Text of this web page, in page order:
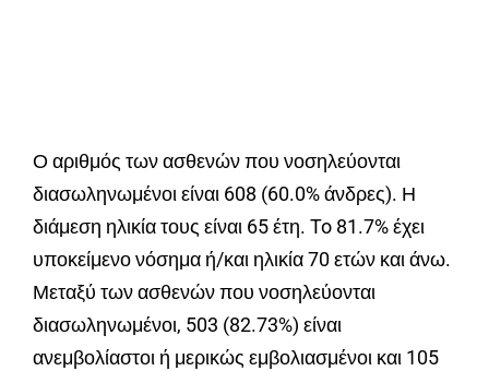
Ο αριθμός των ασθενών που νοσηλεύονται
διασωληνωμένοι είναι 608 (60.0% άνδρες). Η
διάμεση ηλικία τους είναι 65 έτη. To 81.7% έχει
υποκείμενο νόσημα ή/και ηλικία 70 ετών και άνω.
Μεταξύ των ασθενών που νοσηλεύονται
διασωληνωμένοι, 503 (82.73%) είναι
ανεμβολίαστοι ή μερικώς εμβολιασμένοι και 105